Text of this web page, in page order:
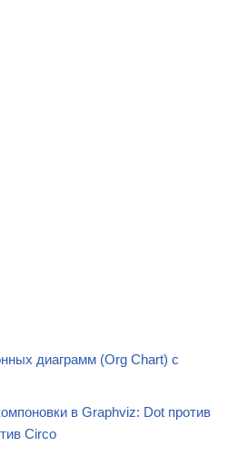
диаграмм (Org Chart) с
в Graphviz: Dot против
Circo